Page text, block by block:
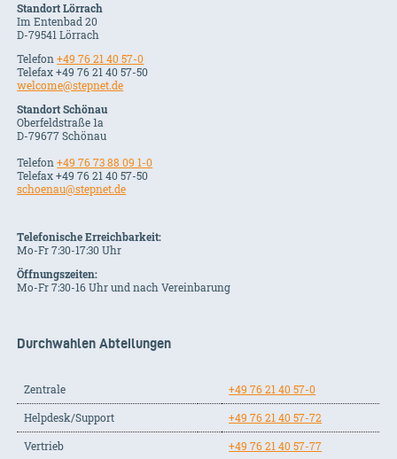
Standort Lörrach
Im Entenbad 20
D-79541 Lörrach
Telefon+49 76 21 40 57-0
Telefax +49 76 21 40 57-50
welcome@stepnet.de
Standort Schönau
Oberfeldstraße 1a
D-79677 Schönau
Telefon+49 76 73 88 09 1-0
Telefax +49 76 21 40 57-50
schoenau@stepnet.de
Telefonische Erreichbarkeit:
Mo-Fr 7:30-17:30 Uhr
Öffnungszeiten:
Mo-Fr 7:30-16 Uhr und nach Vereinbarung
Durchwahlen Abteilungen
Zentrale
+49 76 21 40 57-0
Helpdesk/Support
+49 76 21 40 57-72
Vertrieb
+49 76 21 40 57-77